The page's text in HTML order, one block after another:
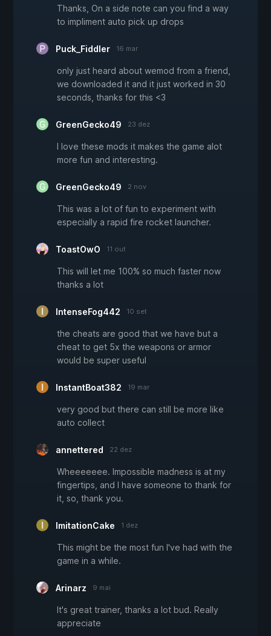
Thanks, On a side note can you find a way
to impliment auto pick up drops
Puck_Fiddler 16 mar
only just heard about wemod from a friend,
we downloaded it and it just worked in 30
seconds, thanks for this <3
GreenGecko49 23 dez
I love these mods it makes the game alot
more fun and interesting.
GreenGecko49 2 nov
This was a lot of fun to experiment with
especially a rapid fire rocket launcher.
ToastOwO 11 out
This will let me 100% so much faster now
thanks a lot
IntenseFog442 10 set
the cheats are good that we have but a
cheat to get 5x the weapons or armor
would be super useful
InstantBoat382 19 mar
very good but there can still be more like
auto collect
annettered 22 dez
Wheeeeeee. Impossible madness is at my
fingertips, and I have someone to thank for
it, so, thank you.
ImitationCake 1 dez
This might be the most fun I've had with the
game in a while.
Arinarz 9 mai
It's great trainer, thanks a lot bud. Really
appreciate